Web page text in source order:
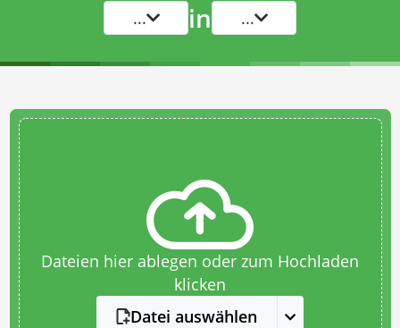
... in ...
Dateien hier ablegen oder zum Hochladen
klicken
Datei auswählen